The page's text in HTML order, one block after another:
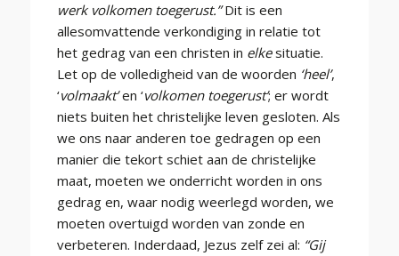
werk volkomen toegerust.”Dit is een
allesomvattende verkondiging in relatie tot
het gedrag van een christen in elkesituatie.
Let op de volledigheid van de woorden ‘heel’,
‘volmaakt’en ‘volkomen toegerust’; er wordt
niets buiten het christelijke leven gesloten. Als
we ons naar anderen toe gedragen op een
manier die tekort schiet aan de christelijke
maat, moeten we onderricht worden in ons
gedrag en, waar nodig weerlegd worden, we
moeten overtuigd worden van zonde en
verbeteren. Inderdaad, Jezus zelf zei al: “Gij